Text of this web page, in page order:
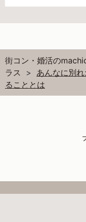
街コン・婚活の
ラス
あんなに別
ることとは